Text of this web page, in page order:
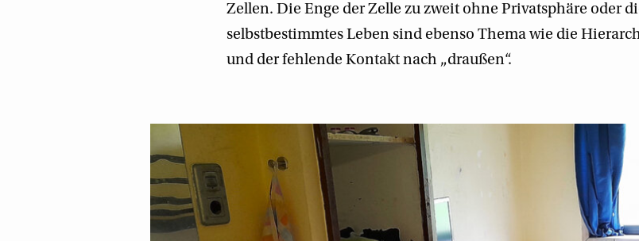
Zellen. Die Enge der Zelle zu zweit ohne Privatsphäre oder
selbstbestimmtes Leben sind ebenso Thema wie die
und der fehlende Kontakt nach „draußen“.